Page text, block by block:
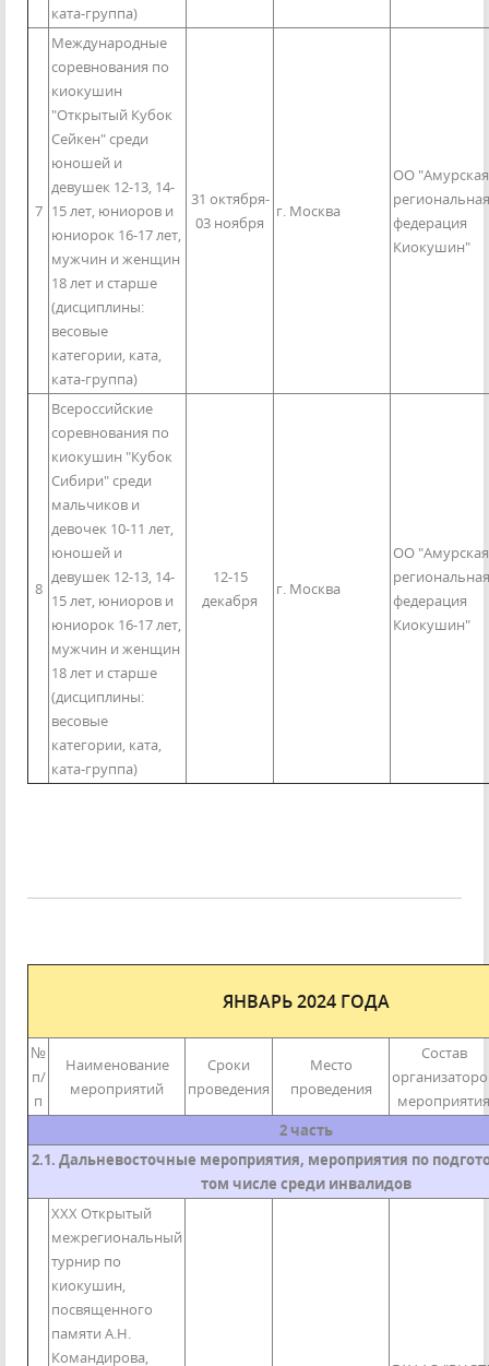
ката-группа)
7
Международные
соревнования по
киокушин
"Открытый Кубок
Сейкен" среди
юношей и
девушек 12-13, 14-
15 лет, юниоров и
юниорок 16-17 лет,
мужчин и женщин
18 лет и старше
(дисциплины:
весовые
категории, ката,
ката-группа)
31 октября-
03 ноября
г. Москва
ОО "Амурская
региональная
федерация
Киокушин"
8
Всероссийские
соревнования по
киокушин "Кубок
Сибири" среди
мальчиков и
девочек 10-11 лет,
юношей и
девушек 12-13, 14-
15 лет, юниоров и
юниорок 16-17 лет,
мужчин и женщин
18 лет и старше
(дисциплины:
весовые
категории, ката,
ката-группа)
12-15
декабря
г. Москва
ОО "Амурская
региональная
федерация
Киокушин"
ЯНВАРЬ 2024 ГОДА
№
п/
п
Наименование
мероприятий
Сроки
проведения
Место
проведения
Состав
мероприятия
2 часть
2.1. Дальневосточные мероприятия, мероприятия по
том числе среди инвалидов
XXX Открытый
межрегиональный
турнир по
киокушин,
посвященного
памяти А.Н.
Командирова,